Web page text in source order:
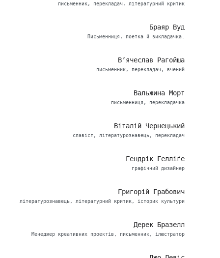
письменник, перекладач, літературний критик
Браяр Вуд
Письменниця, поетка й викладачка.
В’ячеслав Рагойша
письменник, перекладач, вчений
Вальжина Морт
письменниця, перекладачка
Віталій Чернецький
славіст, літературознавець, перекладач
Гендрік Гелліґе
графічний дизайнер
Григорій Грабович
літературознавець, літературний критик, історик культури
Дерек Бразелл
Менеджер креативних проектів, письменник, ілюстратор